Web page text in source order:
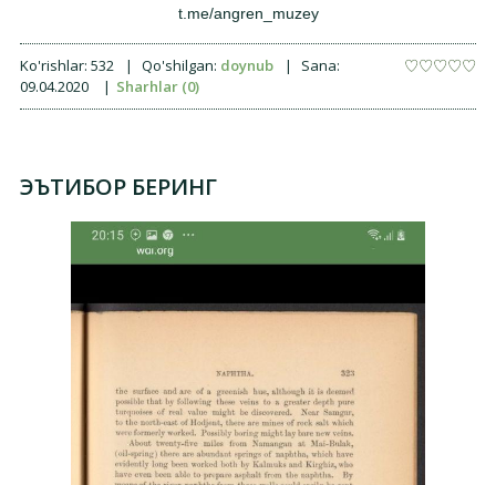
t.me/angren_muzey
Ko'rishlar: 532 | Qo'shilgan: doynub |
Sana:
09.04.2020
| Sharhlar (0)
ЭЪТИБОР БЕРИНГ